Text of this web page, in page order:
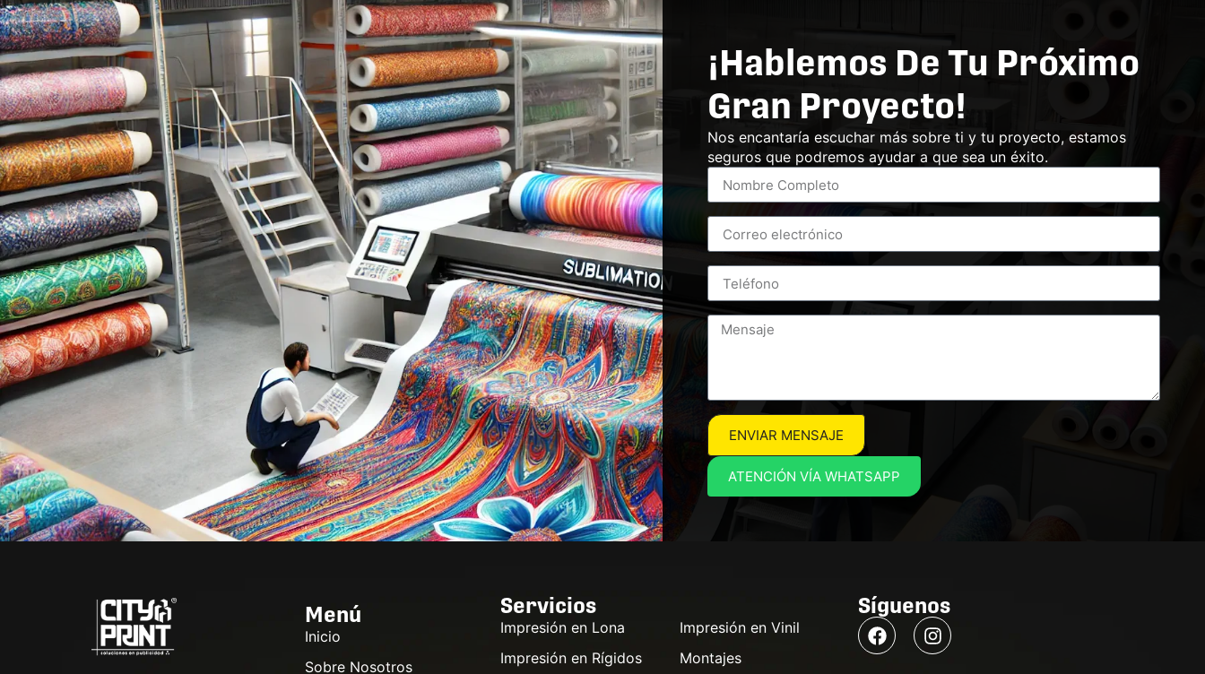
¡Hablemos De Tu Próximo
Gran Proyecto!
Nos encantaría escuchar más sobre ti y tu proyecto, estamos
seguros que podremos ayudar a que sea un éxito.
ENVIAR MENSAJE
ATENCIÓN VÍA WHATSAPP
Menú
Inicio
Sobre Nosotros
Servicios
Impresión en Lona
Impresión en Rígidos
Impresión en Vinil
Montajes
Síguenos